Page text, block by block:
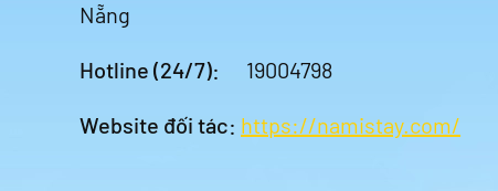
Nẵng
Hotline (24/7): 19004798
Website đối tác: https://namistay.com/